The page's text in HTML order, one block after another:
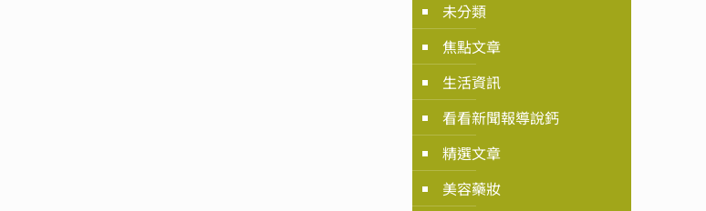
未分類
焦點文章
生活資訊
看看新聞報導說鈣
精選文章
美容藥妝